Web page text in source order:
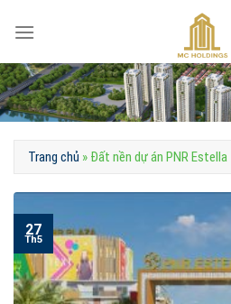
Trang chủ » Đất nền dự án PNR Estella
27
Th5